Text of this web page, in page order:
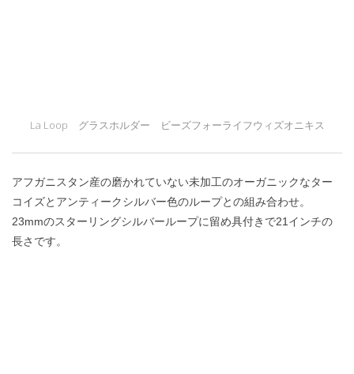
La Loop グラスホルダー ビーズフォーライフウィズオニキス
アフガニスタン産の磨かれていない未加工のオーガニックなター
コイズとアンティークシルバー色のループとの組み合わせ。
23mmのスターリングシルバーループに留め具付きで21インチの
長さです。